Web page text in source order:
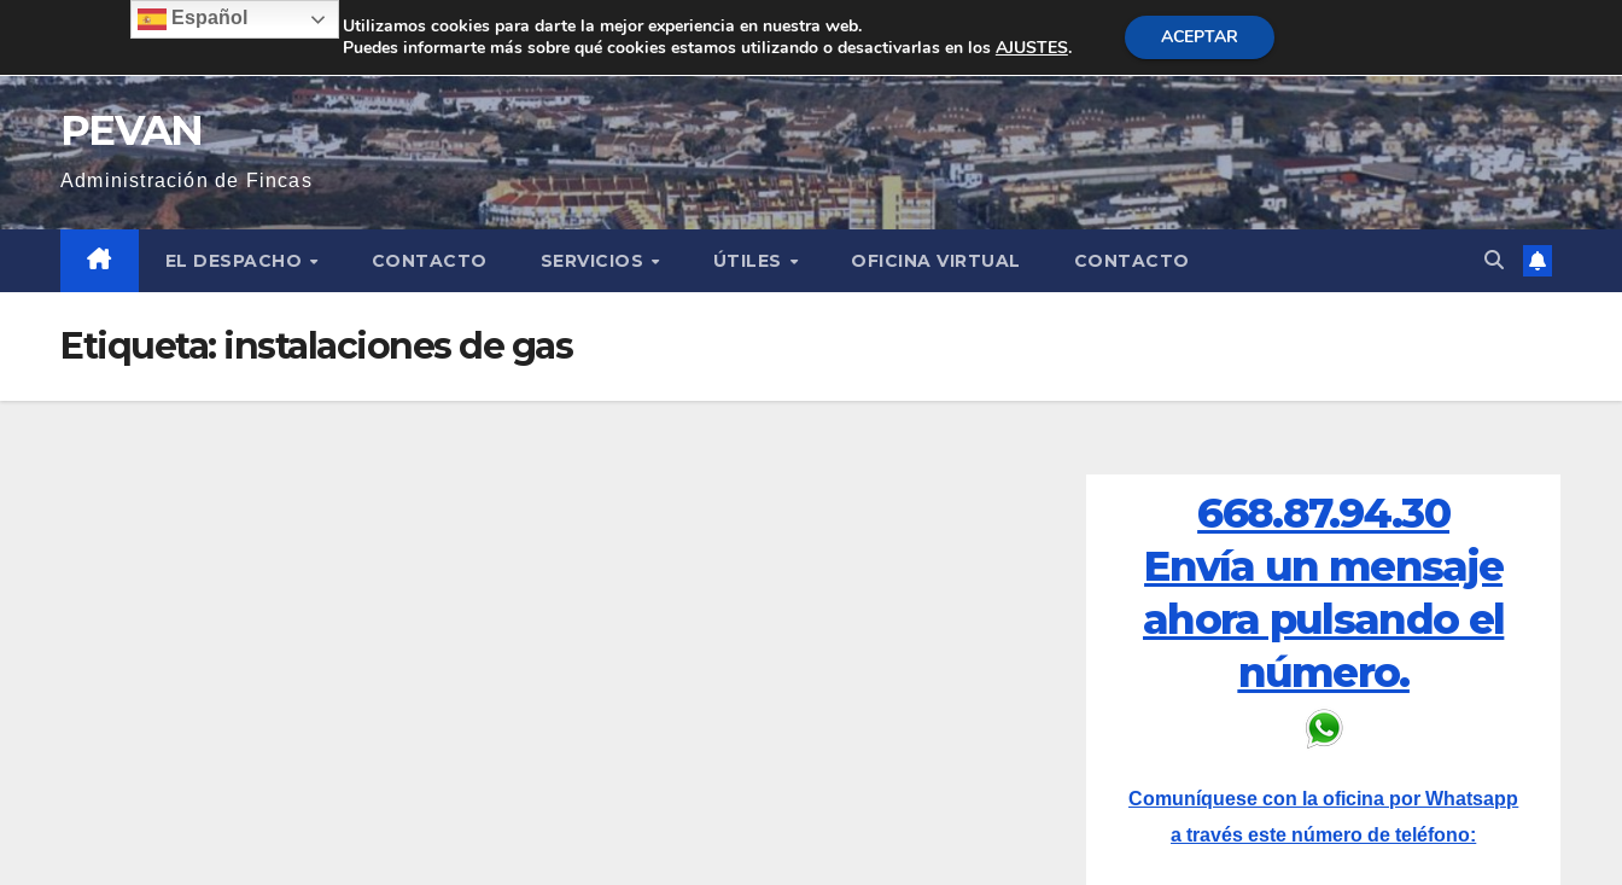
contenido
PEVAN
Administración de Fincas
EL DESPACHO CONTACTO SERVICIOS ÚTILES OFICINA VIRTUAL CONTACTO
Etiqueta: instalaciones de gas
668.87.94.30
Envía un mensaje
ahora pulsando el
número.
Comuníquese con la oficina por Whatsapp
a través este número de teléfono:
Español
Utilizamos cookies para darte la mejor experiencia en nuestra web.
Puedes informarte más sobre qué cookies estamos utilizando o desactivarlas en los AJUSTES. ACEPTAR